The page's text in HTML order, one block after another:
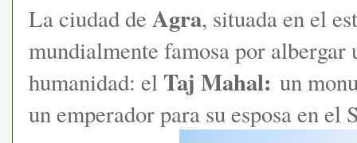
La ciudad de Agra, situada en el
mundialmente famosa por albergar
humanidad: el Taj Mahal: un
un emperador para su esposa en